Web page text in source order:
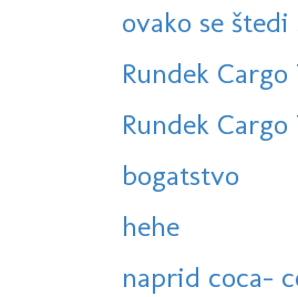
ovako se
Rundek
Rundek
bogatstvo
hehe
naprid coca-